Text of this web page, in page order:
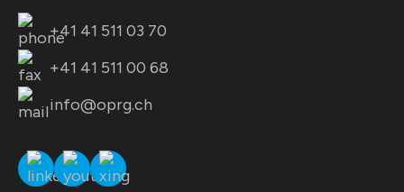
+41 41 511 03 70
+41 41 511 00 68
info@oprg.ch